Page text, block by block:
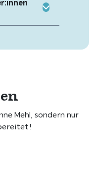
Mehl, sondern nur